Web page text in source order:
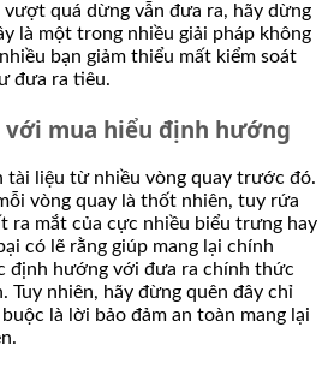
quá dừng vẫn đưa ra, hãy dừng
là một trong nhiều giải pháp không
bạn giảm thiểu mất kiểm soát
đưa ra tiêu.
mua hiểu định hướng
tài liệu từ nhiều vòng quay trước đó.
vòng quay là thốt nhiên, tuy rứa
ra mắt của cực nhiều biểu trưng hay
có lẽ rằng giúp mang lại chính
định hướng với đưa ra chính thức
nhiên, hãy đừng quên đây chỉ
là lời bảo đảm an toàn mang lại